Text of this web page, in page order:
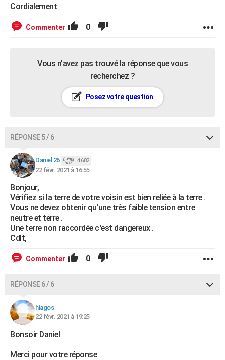
Cordialement
Commenter 0
Vous n’avez pas trouvé la réponse que vous
recherchez ?
Posez votre question
RÉPONSE 5 / 6
Daniel 26 4 682
22 févr. 2021 à 16:55
Bonjour,
Vérifiez si la terre de votre voisin est bien reliée à la terre .
Vous ne devez obtenir qu'une très faible tension entre
neutre et terre .
Une terre non raccordée c'est dangereux .
Cdlt,
Commenter 0
RÉPONSE 6 / 6
hiagos
22 févr. 2021 à 19:25
Bonsoir Daniel
Merci pour votre réponse